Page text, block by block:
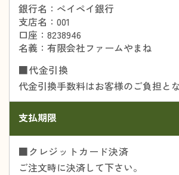
​​​​​​​銀行名：ぺイペイ銀行
支店名：001
口座：8238946
名義：有限会社ファームやまね
■代金引換
代金引換手数料はお客様のご負担と
支払期限
■クレジットカード決済
ご注文時に決済して下さい。